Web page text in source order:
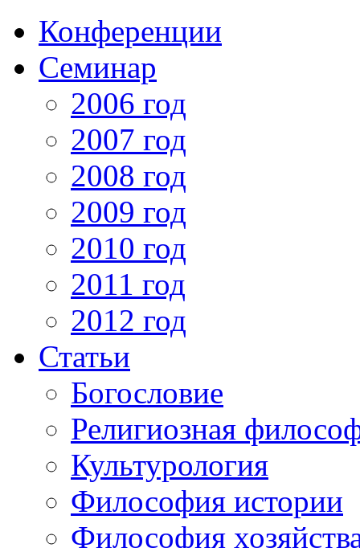
Конференции
Семинар
2006 год
2007 год
2008 год
2009 год
2010 год
2011 год
2012 год
Статьи
Богословие
Религиозная
Культурология
Философия истории
Философия